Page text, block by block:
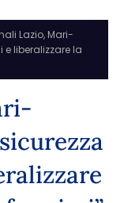
Lazio, Mari-
e liberalizzare la